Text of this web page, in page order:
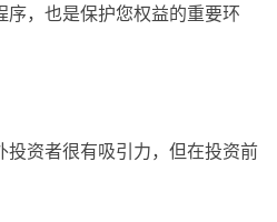
，也是保护您权益的重要环
投资者很有吸引力，但在投资前